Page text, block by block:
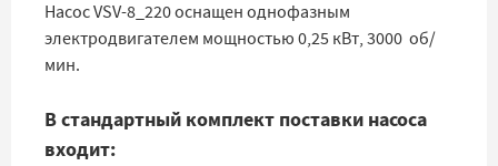
Насос VSV-8_220 оснащен однофазным
электродвигателем мощностью 0,25 кВт, 3000 об/
мин.
В стандартный комплект поставки насоса
входит: